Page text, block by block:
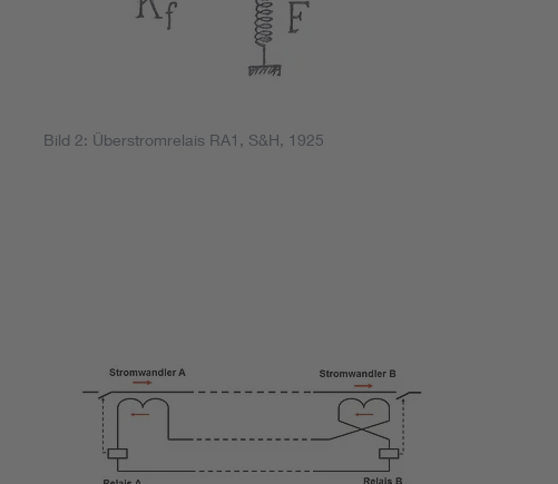
Bild 2: Überstromrelais RA1, S&H, 1925